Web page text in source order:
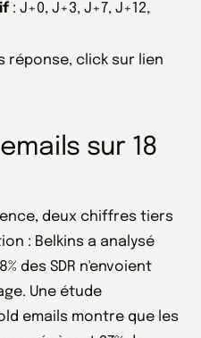
: J+0, J+3, J+7, J+12,
réponse, click sur lien
sur 18
deux chiffres tiers
: Belkins a analysé
des SDR n'envoient
Une étude
emails montre que les